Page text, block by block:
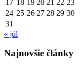
17 18 19 20 21 22 23
24 25 26 27 28 29 30
31
« júl
Najnovšie články